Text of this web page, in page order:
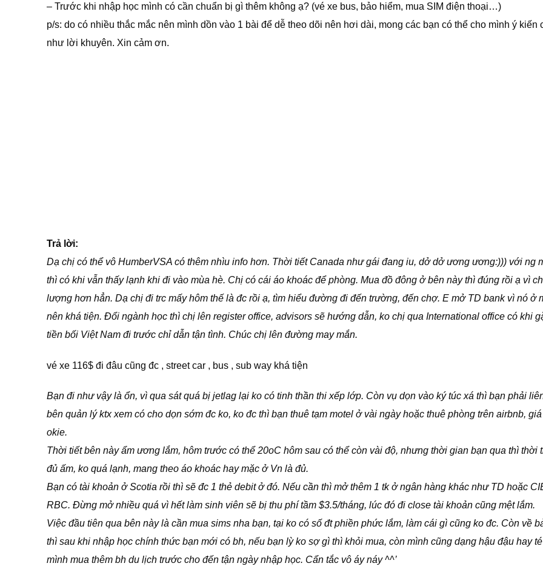
– Trước khi nhập học mình có cần chuẩn bị gì thêm không ạ? (vé xe bus, bảo hiểm, mua SIM điện thoại…)
p/s: do có nhiều thắc mắc nên mình dồn vào 1 bài để dễ theo dõi nên hơi dài, mong các bạn có thể cho mình ý kiến
như lời khuyên. Xin cảm ơn.
Trả lời:
Dạ chị có thể vô HumberVSA có thêm nhìu info hơn. Thời tiết Canada như gái đang iu, dở dở ương ương:))) với ng
thì có khi vẫn thấy lạnh khi đi vào mùa hè. Chị có cái áo khoác để phòng. Mua đồ đông ở bên này thì đúng rồi ạ vì
lượng hơn hẳn. Dạ chị đi trc mấy hôm thế là đc rồi ạ, tìm hiểu đường đi đến trường, đến chợ. E mở TD bank vì nó ở
nên khá tiện. Đổi ngành học thì chị lên register office, advisors sẽ hướng dẫn, ko chị qua International office có khi
tiền bối Việt Nam đi trước chỉ dẫn tận tình. Chúc chị lên đường may mắn.
vé xe 116$ đi đâu cũng đc , street car , bus , sub way khá tiện
Bạn đi như vậy là ổn, vì qua sát quá bị jetlag lại ko có tinh thần thi xếp lớp. Còn vụ dọn vào ký túc xá thì bạn phải
bên quản lý ktx xem có cho dọn sớm đc ko, ko đc thì bạn thuê tạm motel ở vài ngày hoặc thuê phòng trên airbnb,
okie.
Thời tiết bên này ẩm ương lắm, hôm trước có thể 20oC hôm sau có thể còn vài độ, nhưng thời gian bạn qua thì thời
đủ ấm, ko quá lạnh, mang theo áo khoác hay mặc ở Vn là đủ.
Bạn có tài khoản ở Scotia rồi thì sẽ đc 1 thẻ debit ở đó. Nếu cần thì mở thêm 1 tk ở ngân hàng khác như TD hoặc
RBC. Đừng mở nhiều quá vì hết làm sinh viên sẽ bị thu phí tầm $3.5/tháng, lúc đó đi close tài khoản cũng mệt lắm.
Việc đầu tiên qua bên này là cần mua sims nha bạn, tại ko có số đt phiền phức lắm, làm cái gì cũng ko đc. Còn về
thì sau khi nhập học chính thức bạn mới có bh, nếu bạn lỳ ko sợ gì thì khỏi mua, còn mình cũng dạng hậu đậu hay
mình mua thêm bh du lịch trước cho đến tận ngày nhập học. Cẩn tắc vô áy náy ^^’